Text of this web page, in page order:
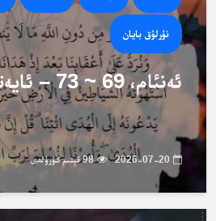
نۇرلۇق بايان
ئەنئام، 69 ~ 73 – ئايەتلەرنىڭ...
2026-07-20 98 قېتىم كۆرۈلدى